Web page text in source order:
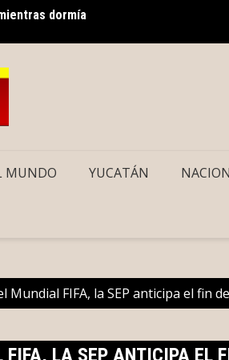
dormía
MUNDO YUCATÁN
Mundial FIFA, la SEP anticipa el fin
FIFA, LA SEP ANTICIPA EL